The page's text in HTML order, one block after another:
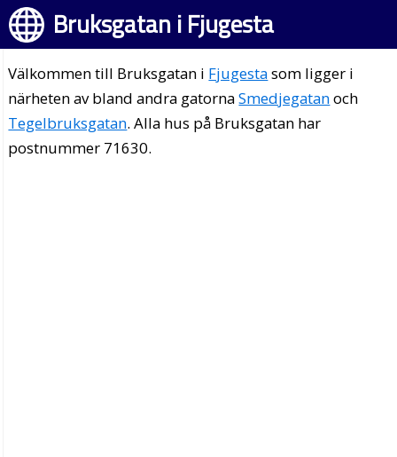
Bruksgatan i Fjugesta
Välkommen till Bruksgatan i Fjugestasom ligger i
närheten av bland andra gatornaSmedjegatanoch
Tegelbruksgatan. Alla hus på Bruksgatan har
postnummer 71630.